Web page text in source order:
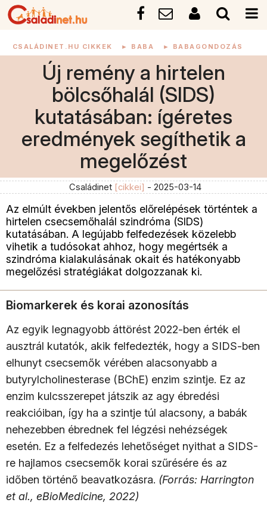
CSALÁDINET.HU CIKKEK ► BABA ► BABAGONDOZÁS
Új remény a hirtelen
bölcsőhalál (SIDS)
kutatásában: ígéretes
eredmények segíthetik a
megelőzést
Családinet [cikkei] - 2025-03-14
Az elmúlt években jelentős előrelépések történtek a
hirtelen csecsemőhalál szindróma (SIDS)
kutatásában. A legújabb felfedezések közelebb
vihetik a tudósokat ahhoz, hogy megértsék a
szindróma kialakulásának okait és hatékonyabb
megelőzési stratégiákat dolgozzanak ki.
Biomarkerek és korai azonosítás
Az egyik legnagyobb áttörést 2022-ben érték el
ausztrál kutatók, akik felfedezték, hogy a SIDS-ben
elhunyt csecsemők vérében alacsonyabb a
butyrylcholinesterase (BChE) enzim szintje. Ez az
enzim kulcsszerepet játszik az agy ébredési
reakcióiban, így ha a szintje túl alacsony, a babák
nehezebben ébrednek fel légzési nehézségek
esetén. Ez a felfedezés lehetőséget nyithat a SIDS-
re hajlamos csecsemők korai szűrésére és az
időben történő beavatkozásra. (Forrás: Harrington
et al., eBioMedicine, 2022)